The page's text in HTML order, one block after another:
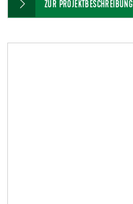
ZUR PROJEKTBESCHREIBUNG